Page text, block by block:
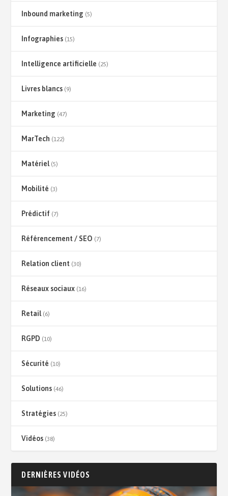
Inbound marketing (5)
Infographies (15)
Intelligence artificielle (25)
Livres blancs (9)
Marketing (47)
MarTech (122)
Matériel(5)
Mobilité (3)
Prédictif (7)
Référencement / SEO (7)
Relation client (30)
Réseaux sociaux (16)
Retail(6)
RGPD (10)
Sécurité (10)
Solutions (46)
Stratégies (25)
Vidéos (38)
DERNIÈRES VIDÉOS